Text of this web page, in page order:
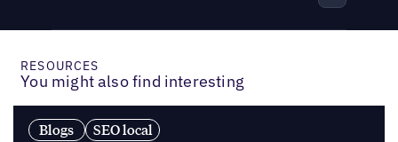
RESOURCES
You might also find interesting
Blogs SEO local